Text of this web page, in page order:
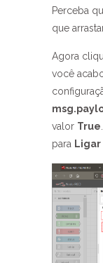
Perceba
que
Agora
você
valor True
para Ligar